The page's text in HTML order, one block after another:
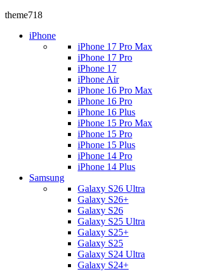
theme718
iPhone
iPhone 17 Pro Max
iPhone 17 Pro
iPhone 17
iPhone Air
iPhone 16 Pro Max
iPhone 16 Pro
iPhone 16 Plus
iPhone 15 Pro Max
iPhone 15 Pro
iPhone 15 Plus
iPhone 14 Pro
iPhone 14 Plus
Samsung
Galaxy S26 Ultra
Galaxy S26+
Galaxy S26
Galaxy S25 Ultra
Galaxy S25+
Galaxy S25
Galaxy S24 Ultra
Galaxy S24+